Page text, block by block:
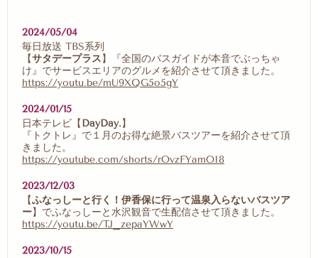
2024/05/04
毎日放送 TBS系列
【サタデープラス】『全国のバスガイドが本音でぶっちゃ
け』でサービスエリアのグルメを紹介させて頂きました。
https://youtu.be/mU9XQG5o5gY
2024/01/15
日本テレビ【DayDay.】
『トクトレ』で１月のお得な絶景バスツアーを紹介させて頂
きました。
https://youtube.com/shorts/rOvzFYamOI8
2023/12/03
【ふなっしーと行く！伊香保に行って温泉入らないバスツア
ー】でふなっしーと水沢観音で生配信させて頂きました。
https://youtu.be/TJ_zepaYWwY
2023/10/15